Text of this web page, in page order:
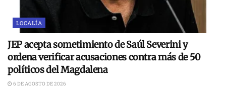
LOCALÍA
JEP acepta sometimiento de Saúl Severini y
ordena verificar acusaciones contra más de 50
políticos del Magdalena
6 DE AGOSTO DE 2026